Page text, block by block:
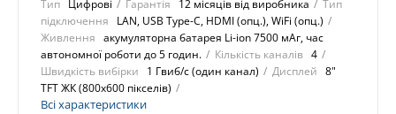
Тип Цифрові Гарантія 12 місяців від виробника
Тип
підключення
LAN, USB Type-C, HDMI (опц.), WiFi (опц.)
Живлення акумуляторна батарея Li-ion 7500 мАг, час
автономної роботи до 5 годин.
Кількість каналів 4
Швидкість вибірки
1 Гвиб/с (один канал) Дисплей 8"
TFT ЖК (800х600 пікселів)
Всі характеристики